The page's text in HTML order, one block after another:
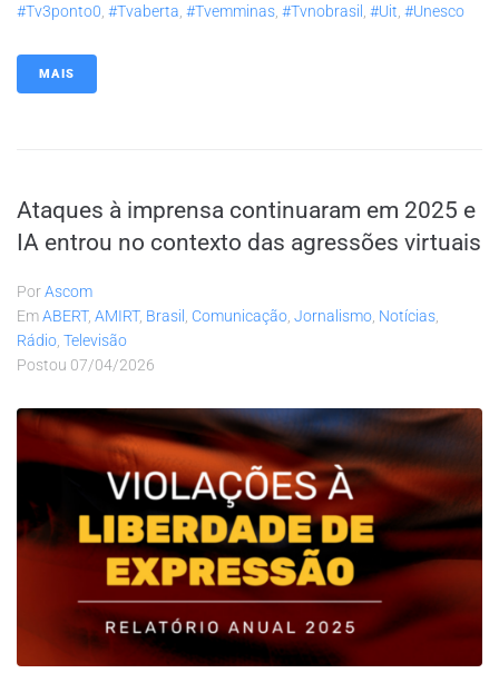
#tv3ponto0 #tvaberta #tvemminas #tvnobrasil #uit #unesco
MAIS
Ataques à imprensa continuaram em 2025 e
IA entrou no contexto das agressões virtuais
PorAscom
EmABERT, AMIRT, Brasil Comunicação Jornalismo Notícias
Rádio Televisão
Postou 07/04/2026